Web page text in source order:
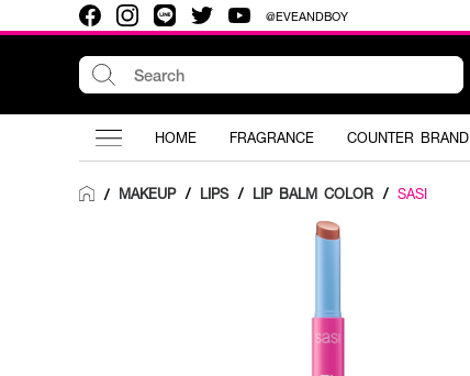
@EVEANDBOY
HOME FRAGRANCE COUNTER BRAND
/ MAKEUP / LIPS / LIP BALM COLOR / SASI